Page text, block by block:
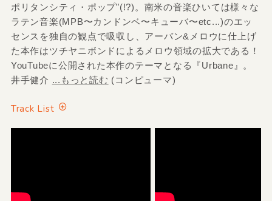
ポリタンシティ・ポップ”(!?)。南米の音楽ひいては様々な
ラテン音楽(MPB〜カンドンベ〜キューバ〜etc...)のエッ
センスを独自の観点で吸収し、アーバン&メロウに仕上げ
た本作はツチヤニボンドによるメロウ領域の拡大である！
YouTubeに公開された本作のテーマとなる『Urbane』。
井手健介 ...もっと読む (コンピューマ)
Track List